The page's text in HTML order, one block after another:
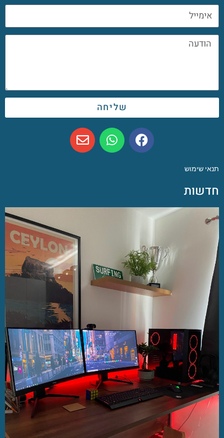
שליחה
תנאי שימוש
חדשות